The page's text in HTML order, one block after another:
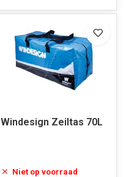
Windesign Zeiltas 70L
Niet op voorraad